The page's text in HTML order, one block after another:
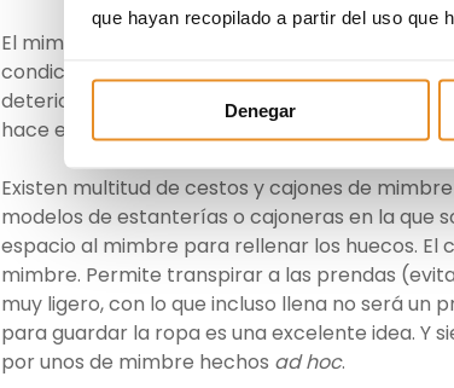
que hayan recopilado a partir del uso que
Denegar
El mimbre es un material extremadamente
condiciones adversas. Si bien es cierto que su
deterioro evidente de las fibras, la humedad
hace el material ideal para usarse en los baños.
Existen multitud de cestos y cajones de
modelos de estanterías o cajoneras en la que
espacio al mimbre para rellenar los huecos. El
mimbre. Permite transpirar a las prendas
muy ligero, con lo que incluso llena no será
para guardar la ropa es una excelente idea. Y
por unos de mimbre hechos ad hoc.